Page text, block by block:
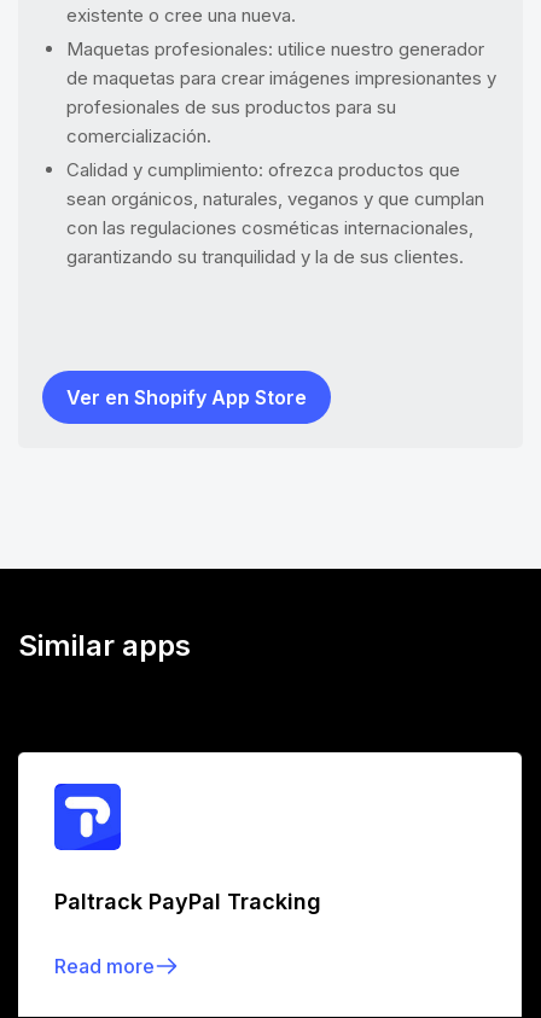
existente o cree una nueva.
Maquetas profesionales: utilice nuestro generador
de maquetas para crear imágenes impresionantes y
profesionales de sus productos para su
comercialización.
Calidad y cumplimiento: ofrezca productos que
sean orgánicos, naturales, veganos y que cumplan
con las regulaciones cosméticas internacionales,
garantizando su tranquilidad y la de sus clientes.
Ver en Shopify App Store
Similar apps
Paltrack PayPal Tracking
Read more